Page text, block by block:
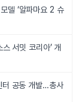
델 ‘알파마요 2 슈
서밋 코리아’ 개
터 공동 개발…총사